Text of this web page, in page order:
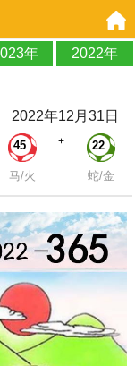
年 2022年
2022年12月31日
45
马/火
+ 22
蛇/金